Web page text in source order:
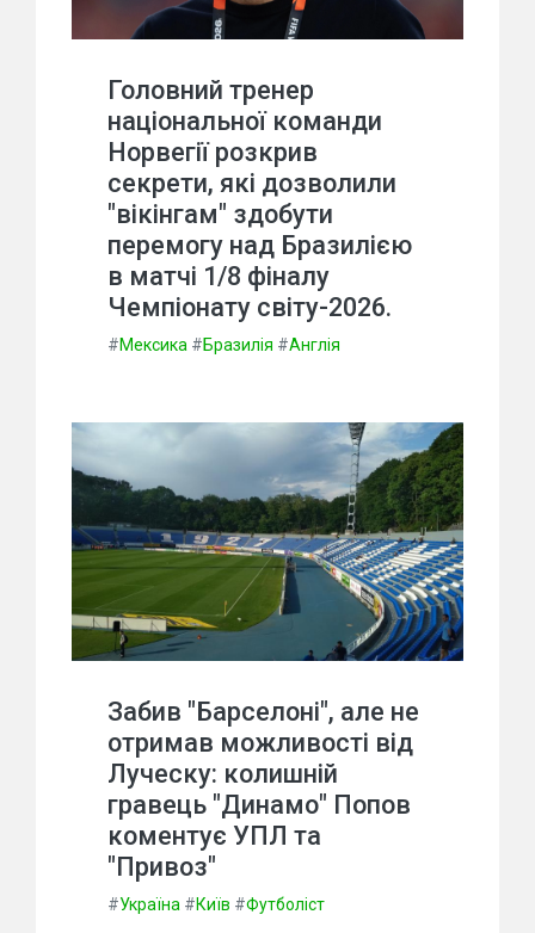
Головний тренер
національної команди
Норвегії розкрив
секрети, які дозволили
"вікінгам" здобути
перемогу над Бразилією
в матчі 1/8 фіналу
Чемпіонату світу-2026.
#Мексика #Бразилія #Англія
Забив "Барселоні", але не
отримав можливості від
Луческу: колишній
гравець "Динамо" Попов
коментує УПЛ та
"Привоз"
#Україна #Київ #Футболіст